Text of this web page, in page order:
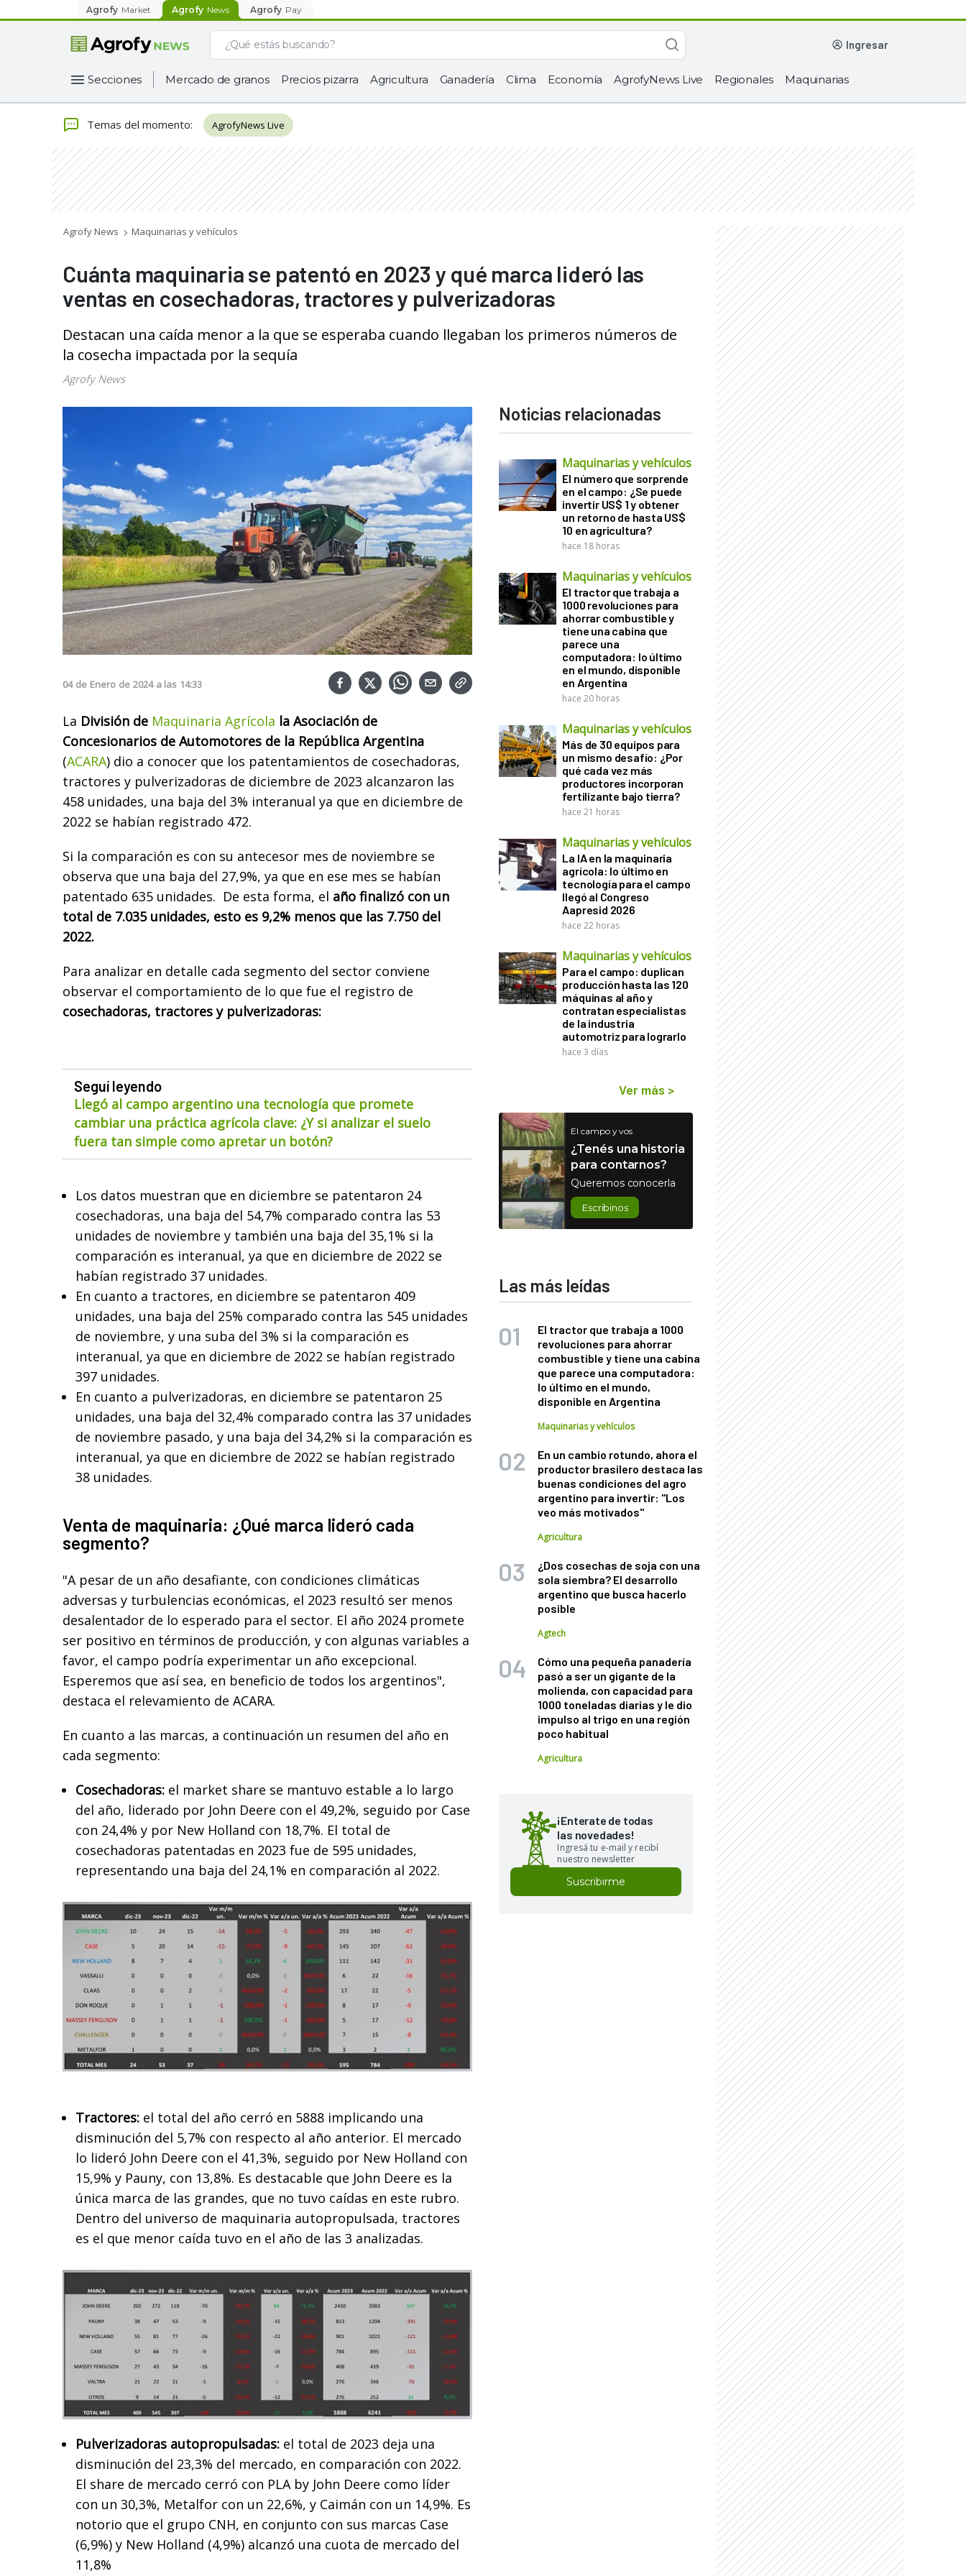
Agrofy Market Agrofy News Agrofy Pay
ingresar
Secciones Mercado de granos Precios pizarra Agricultura Ganadería Clima Economía AgrofyNews Live Regionales Maquinarias
Temas del momento: AgrofyNews Live
Agrofy News Maquinarias y vehículos
Cuánta maquinaria se patentó en 2023 y qué marca lideró las
ventas en cosechadoras, tractores y pulverizadoras
Destacan una caída menor a la que se esperaba cuando llegaban los primeros números de
la cosecha impactada por la sequía
Agrofy News
04 de Enero de 2024 a las 14:33
La División de Maquinaria Agrícola la Asociación de
Concesionarios de Automotores de la República Argentina
(ACARA) dio a conocer que los patentamientos de cosechadoras,
tractores y pulverizadoras de diciembre de 2023 alcanzaron las
458 unidades, una baja del 3% interanual ya que en diciembre de
2022 se habían registrado 472.
Si la comparación es con su antecesor mes de noviembre se
observa que una baja del 27,9%, ya que en ese mes se habían
patentado 635 unidades. De esta forma, el año finalizó con un
total de 7.035 unidades, esto es 9,2% menos que las 7.750 del
2022.
Para analizar en detalle cada segmento del sector conviene
observar el comportamiento de lo que fue el registro de
cosechadoras, tractores y pulverizadoras:
Seguí leyendo
Llegó al campo argentino una tecnología que promete
cambiar una práctica agrícola clave: ¿Y si analizar el suelo
fuera tan simple como apretar un botón?
Los datos muestran que en diciembre se patentaron 24
cosechadoras, una baja del 54,7% comparado contra las 53
unidades de noviembre y también una baja del 35,1% si la
comparación es interanual, ya que en diciembre de 2022 se
habían registrado 37 unidades.
En cuanto a tractores, en diciembre se patentaron 409
unidades, una baja del 25% comparado contra las 545 unidades
de noviembre, y una suba del 3% si la comparación es
interanual, ya que en diciembre de 2022 se habían registrado
397 unidades.
En cuanto a pulverizadoras, en diciembre se patentaron 25
unidades, una baja del 32,4% comparado contra las 37 unidades
de noviembre pasado, y una baja del 34,2% si la comparación es
interanual, ya que en diciembre de 2022 se habían registrado
38 unidades.
Venta de maquinaria: ¿Qué marca lideró cada
segmento?
"A pesar de un año desafiante, con condiciones climáticas
adversas y turbulencias económicas, el 2023 resultó ser menos
desalentador de lo esperado para el sector. El año 2024 promete
ser positivo en términos de producción, y con algunas variables a
favor, el campo podría experimentar un año excepcional.
Esperemos que así sea, en beneficio de todos los argentinos",
destaca el relevamiento de ACARA.
En cuanto a las marcas, a continuación un resumen del año en
cada segmento:
Cosechadoras: el market share se mantuvo estable a lo largo
del año, liderado por John Deere con el 49,2%, seguido por Case
con 24,4% y por New Holland con 18,7%. El total de
cosechadoras patentadas en 2023 fue de 595 unidades,
representando una baja del 24,1% en comparación al 2022.
Tractores: el total del año cerró en 5888 implicando una
disminución del 5,7% con respecto al año anterior. El mercado
lo lideró John Deere con el 41,3%, seguido por New Holland con
15,9% y Pauny, con 13,8%. Es destacable que John Deere es la
única marca de las grandes, que no tuvo caídas en este rubro.
Dentro del universo de maquinaria autopropulsada, tractores
es el que menor caída tuvo en el año de las 3 analizadas.
Pulverizadoras autopropulsadas: el total de 2023 deja una
disminución del 23,3% del mercado, en comparación con 2022.
El share de mercado cerró con PLA by John Deere como líder
con un 30,3%, Metalfor con un 22,6%, y Caimán con un 14,9%. Es
notorio que el grupo CNH, en conjunto con sus marcas Case
(6,9%) y New Holland (4,9%) alcanzó una cuota de mercado del
11,8%
Noticias relacionadas
Maquinarias y vehículos
El número que sorprende
en el campo: ¿Se puede
invertir US$ 1 y obtener
un retorno de hasta US$
10 en agricultura?
hace 18 horas
Maquinarias y vehículos
El tractor que trabaja a
1000 revoluciones para
ahorrar combustible y
tiene una cabina que
parece una
computadora: lo último
en el mundo, disponible
en Argentina
hace 20 horas
Maquinarias y vehículos
Más de 30 equipos para
un mismo desafío: ¿Por
qué cada vez más
productores incorporan
fertilizante bajo tierra?
hace 21 horas
Maquinarias y vehículos
La IA en la maquinaria
agrícola: lo último en
tecnología para el campo
llegó al Congreso
Aapresid 2026
hace 22 horas
Maquinarias y vehículos
Para el campo: duplican
producción hasta las 120
máquinas al año y
contratan especialistas
de la industria
automotriz para lograrlo
hace 3 días
Ver más >
El campo y vos
¿Tenés una historia
para contarnos?
Queremos conocerla
Escribinos
Las más leídas
El tractor que trabaja a 1000
revoluciones para ahorrar
combustible y tiene una cabina
que parece una computadora:
lo último en el mundo,
disponible en Argentina
Maquinarias y vehículos
En un cambio rotundo, ahora el
productor brasilero destaca las
buenas condiciones del agro
argentino para invertir: "Los
veo más motivados"
Agricultura
¿Dos cosechas de soja con una
sola siembra? El desarrollo
argentino que busca hacerlo
posible
Agtech
Cómo una pequeña panadería
pasó a ser un gigante de la
molienda, con capacidad para
1000 toneladas diarias y le dio
impulso al trigo en una región
poco habitual
Agricultura
¡Enterate de todas
las novedades!
Ingresá tu e-mail y recibí
nuestro newsletter
Suscribirme